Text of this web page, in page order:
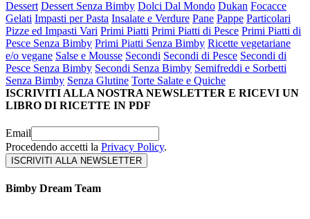
Dessert Dessert Senza Bimby Dolci Dal Mondo Dukan Focacce
Gelati Impasti per Pasta Insalate e Verdure Pane Pappe Particolari
Pizze ed Impasti Vari Primi Piatti Primi Piatti di Pesce Primi Piatti di
Pesce Senza Bimby Primi Piatti Senza Bimby Ricette vegetariane
e/o vegane Salse e Mousse Secondi Secondi di Pesce Secondi di
Pesce Senza Bimby Secondi Senza Bimby Semifreddi e Sorbetti
Senza Bimby Senza Glutine Torte Salate e Quiche
ISCRIVITI ALLA NOSTRA NEWSLETTER E RICEVI UN
LIBRO DI RICETTE IN PDF
Email
Procedendo accetti la Privacy Policy.
Bimby Dream Team